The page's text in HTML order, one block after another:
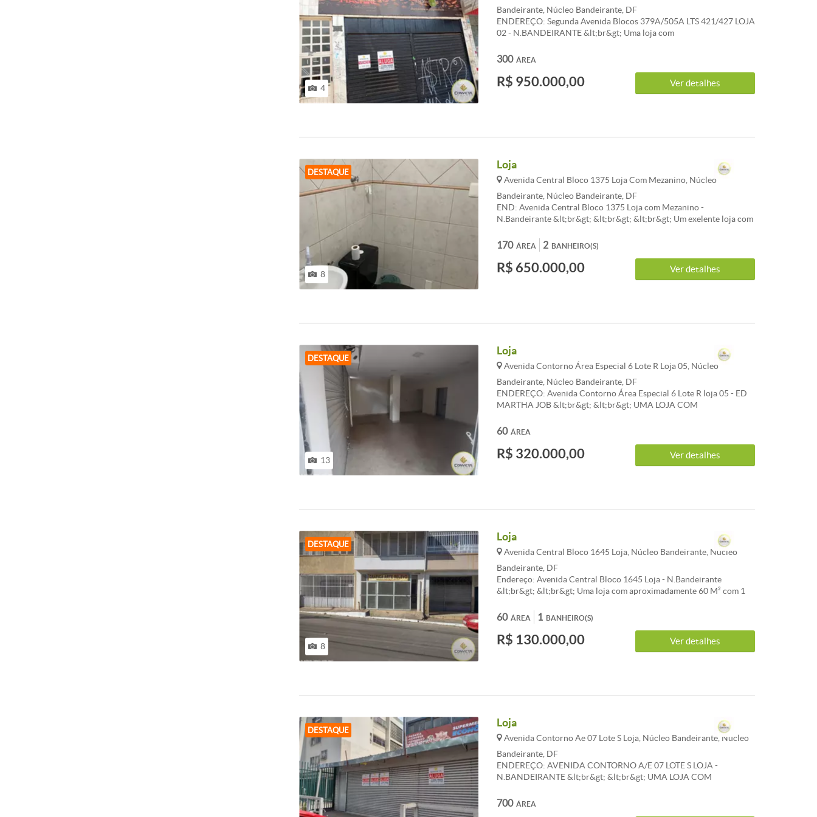
4
Bandeirante, Núcleo Bandeirante, DF
ENDEREÇO: Segunda Avenida Blocos 379A/505A LTS 421/427 LOJA
02 - N.BANDEIRANTE &lt;br&gt; Uma loja com
&lt;br&gt; &lt;br&gt; CONVICTA IMÓVEIS &lt;br&gt; 061.99112-
LOJA COM SUBSOLO
ÁREA
300
R$ 950.000,00 Ver detalhes
DESTAQUE
8
Loja
Avenida Central Bloco 1375 Loja Com Mezanino, Núcleo
Bandeirante, Núcleo Bandeirante, DF
END: Avenida Central Bloco 1375 Loja com Mezanino -
N.Bandeirante &lt;br&gt; &lt;br&gt; &lt;br&gt; Um exelente loja com
&lt;br&gt; &lt;br&gt; Loja atualmente alugada gerando renda mensal
! &lt;br&gt; &lt;br&gt; &lt;br&gt; &lt;br&gt; CONVICTA IMÓVEIS
&lt;br&gt; 3386-9000 &lt;br&gt; 99112-3703 &lt;br&gt; &lt;br&gt;
&lt;br&gt; - Proximidades: Escola, Supermercado,
ÁREA
170 BANHEIRO(S)
2
R$ 650.000,00 Ver detalhes
DESTAQUE
13
Loja
Avenida Contorno Área Especial 6 Lote R Loja 05, Núcleo
Bandeirante, Núcleo Bandeirante, DF
ENDEREÇO: Avenida Contorno Área Especial 6 Lote R loja 05 - ED
MARTHA JOB &lt;br&gt; &lt;br&gt; UMA LOJA COM
&lt;br&gt; &lt;br&gt; CONVICTA IMÓVEIS &lt;br&gt; 061.3386-
Proximidades: Bares e Restaurantes, Escola, Farmácia,
Supermercado, Bancos,
ÁREA
60
R$ 320.000,00 Ver detalhes
DESTAQUE
8
Loja
Avenida Central Bloco 1645 Loja, Núcleo Bandeirante, Núcleo
Bandeirante, DF
Endereço: Avenida Central Bloco 1645 Loja - N.Bandeirante
&lt;br&gt; &lt;br&gt; Uma loja com aproximadamente 60 M² com 1
&lt;br&gt; &lt;br&gt; CONVICTA IMÓVEIS &lt;br&gt; 061.3386-
9000 &lt;br&gt; 061.99112-3703
ÁREA
60 BANHEIRO(S)
1
R$ 130.000,00 Ver detalhes
DESTAQUE
Loja
Avenida Contorno Ae 07 Lote S Loja, Núcleo Bandeirante, Núcleo
Bandeirante, DF
ENDEREÇO: AVENIDA CONTORNO A/E 07 LOTE S LOJA -
N.BANDEIRANTE &lt;br&gt; &lt;br&gt; UMA LOJA COM
&lt;br&gt; &lt;br&gt; &lt;br&gt; CONVICTA IMÓVEIS &lt;br&gt;
ÁREA
700